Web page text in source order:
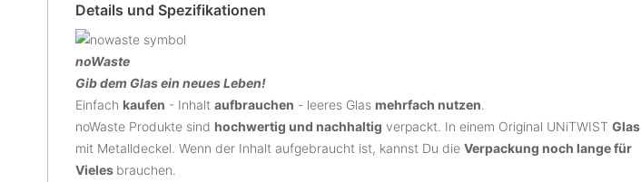
Details und Spezifikationen
noWaste
Gib dem Glas ein neues Leben!
Einfach kaufen - Inhalt aufbrauchen - leeres Glas mehrfach nutzen.
noWaste Produkte sind hochwertig und nachhaltig verpackt. In einem Original UNiTWIST Glas
mit Metalldeckel. Wenn der Inhalt aufgebraucht ist, kannst Du die Verpackung noch lange für
Vieles brauchen.